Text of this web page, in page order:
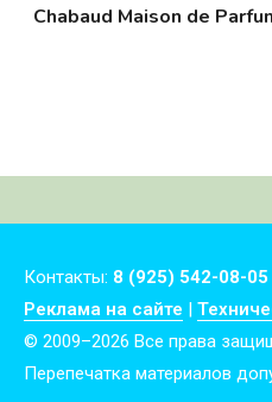
Chabaud Maison de
Контакты: 8 (925) 542-08-05
Реклама на сайте |
© 2009–2026 Все права
Перепечатка материалов